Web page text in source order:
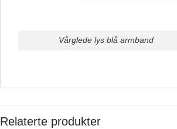
Vårglede lys blå armband
Relaterte produkter